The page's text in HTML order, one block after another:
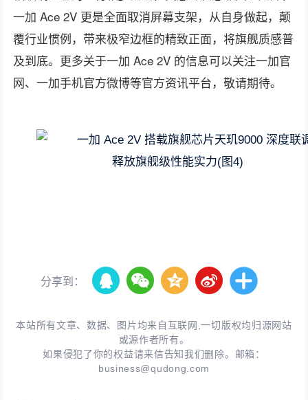
一加 Ace 2V 更是全面取消屏幕支架，从自身做起，颠
覆行业惯例，带来极窄边框的精致正面，将旗舰质感普
及到底。更多关于一加 Ace 2V 的信息可以关注一加官
网、一加手机官方微博等官方资讯平台，敬请期待。
分享到：
本站所有文章、数据、图片均来自互联网,一切版权均归源网站
或源作者所有。
如果侵犯了你的权益请来信告知我们删除。邮箱：
business@qudong.com